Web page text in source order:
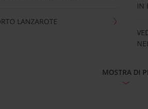
LANZAROTE
IN
MOSTRA DI